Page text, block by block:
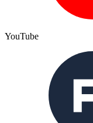
YouTube